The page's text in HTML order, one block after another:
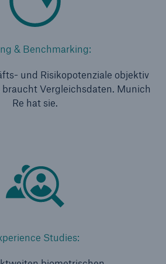
& Benchmarking:
und Risikopotenziale objektiv
Vergleichsdaten. Munich
Re hat sie.
Studies:
die Wartezeit bis zur